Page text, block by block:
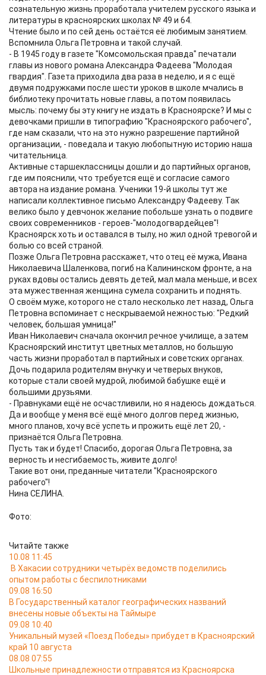
сознательную жизнь проработала учителем русского языка и
литературы в красноярских школах № 49 и 64.
Чтение было и по сей день остаётся её любимым занятием.
Вспомнила Ольга Петровна и такой случай.
- В 1945 году в газете "Комсомольская правда" печатали
главы из нового романа Александра Фадеева "Молодая
гвардия". Газета приходила два раза в неделю, и я с ещё
двумя подружками после шести уроков в школе мчались в
библиотеку прочитать новые главы, а потом появилась
мысль: почему бы эту книгу не издать в Красноярске? И мы с
девочками пришли в типографию "Красноярского рабочего",
где нам сказали, что на это нужно разрешение партийной
организации, - поведала и такую любопытную историю наша
читательница.
Активные старшеклассницы дошли и до партийных органов,
где им пояснили, что требуется ещё и согласие самого
автора на издание романа. Ученики 19-й школы тут же
написали коллективное письмо Александру Фадееву. Так
велико было у девчонок желание побольше узнать о подвиге
своих современников - героев-"молодогвардейцев"!
Красноярск хоть и оставался в тылу, но жил одной тревогой и
болью со всей страной.
Позже Ольга Петровна расскажет, что отец её мужа, Ивана
Николаевича Шаленкова, погиб на Калининском фронте, а на
руках вдовы остались девять детей, мал мала меньше, и всех
эта мужественная женщина сумела сохранить и поднять.
О своём муже, которого не стало несколько лет назад, Ольга
Петровна вспоминает с нескрываемой нежностью: "Редкий
человек, большая умница!"
Иван Николаевич сначала окончил речное училище, а затем
Красноярский институт цветных металлов, но большую
часть жизни проработал в партийных и советских органах.
Дочь подарила родителям внучку и четверых внуков,
которые стали своей мудрой, любимой бабушке ещё и
большими друзьями.
- Правнуками ещё не осчастливили, но я надеюсь дождаться.
Да и вообще у меня всё ещё много долгов перед жизнью,
много планов, хочу всё успеть и прожить ещё лет 20, -
признаётся Ольга Петровна.
Пусть так и будет! Спасибо, дорогая Ольга Петровна, за
верность и несгибаемость, живите долго!
Такие вот они, преданные читатели "Красноярского
рабочего"!
Нина СЕЛИНА.
Фото:
Читайте также
10.08 11:45
В Хакасии сотрудники четырёх ведомств поделились
опытом работы с беспилотниками
09.08 16:50
В Государственный каталог географических названий
внесены новые объекты на Таймыре
09.08 10:40
Уникальный музей «Поезд Победы» прибудет в Красноярский
край 10 августа
08.08 07:55
Школьные принадлежности отправятся из Красноярска